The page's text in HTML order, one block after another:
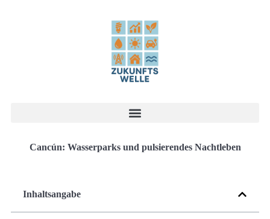
Cancún: Wasserparks und pulsierendes Nachtleben
Inhaltsangabe